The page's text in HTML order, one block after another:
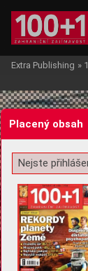
Žádost o
Pro základní
(tzv. cookies
Extra Publishing »
Placený obsah
Nejste